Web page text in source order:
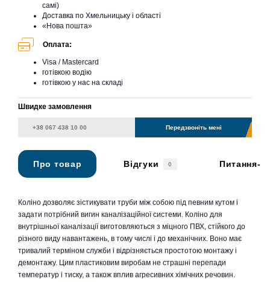
самі)
Доставка по Хмельницьку і області
«Нова пошта»
Оплата:
Visa / Mastercard
готівкою водію
готівкою у нас на складі
Швидке замовлення
Передзвоніть мені
Про товар Відгуки 0 Питання-
Коліно дозволяє зістикувати труби між собою під певним кутом і
задати потрібний вигин каналізаційної системи. Коліно для
внутрішньої каналізації виготовляються з міцного ПВХ, стійкого до
різного виду навантажень, в тому числі і до механічних. Воно має
тривалий терміном служби і відрізняється простотою монтажу і
демонтажу. Цим пластиковим виробам не страшні перепади
температур і тиску, а також вплив агресивних хімічних речовин.